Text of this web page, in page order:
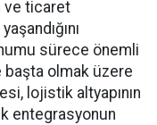
ve ticaret
sürece önemli
başta olmak üzere
lojistik altyapının
entegrasyonun